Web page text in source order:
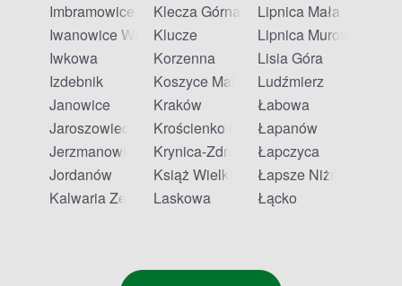
Imbramowice
Iwanowice Włościańskie
Iwkowa
Izdebnik
Janowice
Jaroszowiec
Jerzmanowice
Jordanów
Kalwaria Zebrzydowska
Klecza Górna
Klucze
Korzenna
Koszyce Małe
Kraków
Krościenko nad Dunajcem
Krynica-Zdrój
Książ Wielki
Laskowa
Lipnica Mała
Lipnica Murowana
Lisia Góra
Ludźmierz
Łabowa
Łapanów
Łapczyca
Łapsze Niżne
Łącko